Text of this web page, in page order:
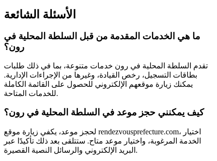
الأسئلة الشائعة
ما هي الخدمات المقدمة من قبل السلطة المحلية في
رون؟
تقدم السلطة المحلية في رون خدمات متنوعة، بما في ذلك طلبات
بطاقات التسجيل، رخص القيادة، وغيرها من الإجراءات الإدارية.
يمكنك زيارة موقعهم الإلكتروني للحصول على القائمة الكاملة
للخدمات المتاحة.
كيف يمكنني حجز موعد في السلطة المحلية في رون؟
لحجز موعد، يكفي زيارة موقع rendezvousprefecture.com، اختيار
الخدمة المرغوبة، واختيار موعد متاح. ستتلقى بعد ذلك تأكيدًا عبر
البريد الإلكتروني والرسائل النصية القصيرة.